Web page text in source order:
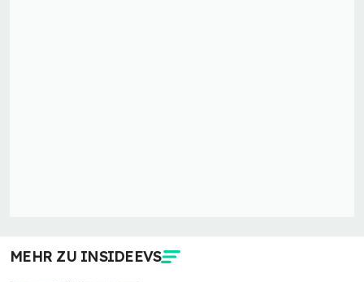
MEHR ZU INSIDEEVS